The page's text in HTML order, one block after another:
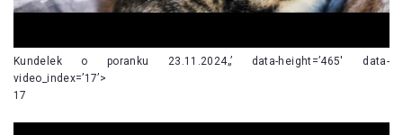
Kundelek o poranku 23.11.2024„’ data-height=’465′ data-
video_index=’17’>
17